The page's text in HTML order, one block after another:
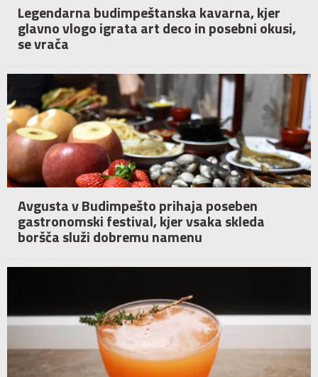
Legendarna budimpeštanska kavarna, kjer
glavno vlogo igrata art deco in posebni okusi,
se vrača
Avgusta v Budimpešto prihaja poseben
gastronomski festival, kjer vsaka skleda
boršča služi dobremu namenu